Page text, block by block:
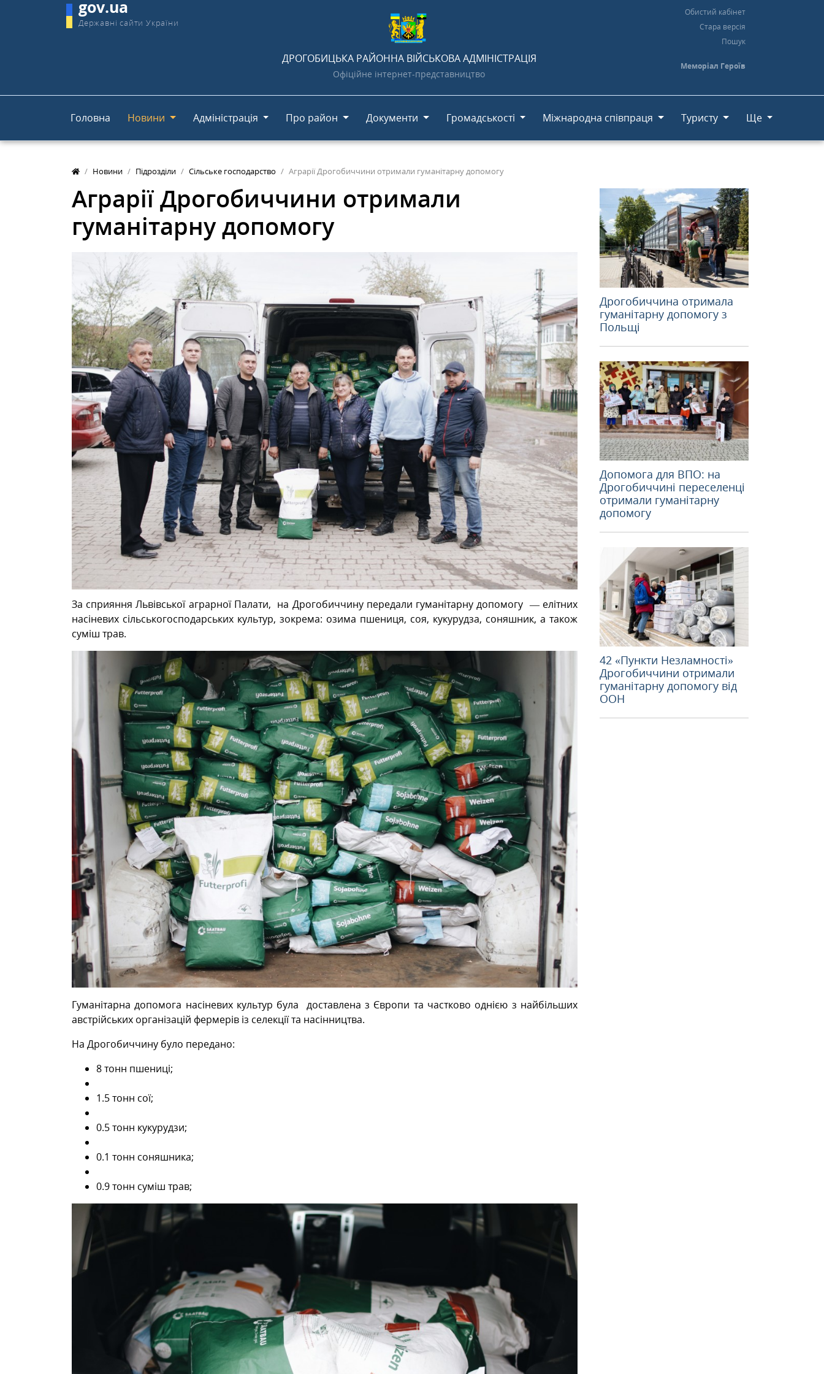
gov.ua
Державні сайти України
ДРОГОБИЦЬКА РАЙОННА ВІЙСЬКОВА АДМІНІСТРАЦІЯ
Офіційне інтернет-представництво
Обистий кабінет
Стара версія
Пошук
Меморіал Героїв
Головна Новини Адміністрація Про район Документи Громадськості Міжнародна співпраця Туристу Ще
Новини Підрозділи Сільське господарство Аграрії Дрогобиччини отримали гуманітарну допомогу
Аграрії Дрогобиччини отримали
гуманітарну допомогу
За сприяння Львівської аграрної Палати, на Дрогобиччину передали гуманітарну допомогу — елітних
насіневих сільськогосподарських культур, зокрема: озима пшениця, соя, кукурудза, соняшник, а також
суміш трав.
Гуманітарна допомога насіневих культур була
доставлена з Європи та частково однією з найбільших
австрійських організацій фермерів із селекції та насінництва.
На Дрогобиччину було передано:
8 тонн пшениці;
1.5 тонн сої;
0.5 тонн кукурудзи;
0.1 тонн соняшника;
0.9 тонн суміш трав;
Дрогобиччина отримала
гуманітарну допомогу з
Польщі
Допомога для ВПО: на
Дрогобиччині переселенці
отримали гуманітарну
допомогу
42 «Пункти Незламності»
Дрогобиччини отримали
гуманітарну допомогу від
ООН